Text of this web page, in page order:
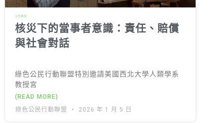
工作側記
核災下的當事者意識：責任、賠償
與社會對話
綠色公民行動聯盟特別邀請美國西北大學人類學系
教授宮
(READ MORE)
綠色公民行動聯盟
2026 年 1 月 5 日